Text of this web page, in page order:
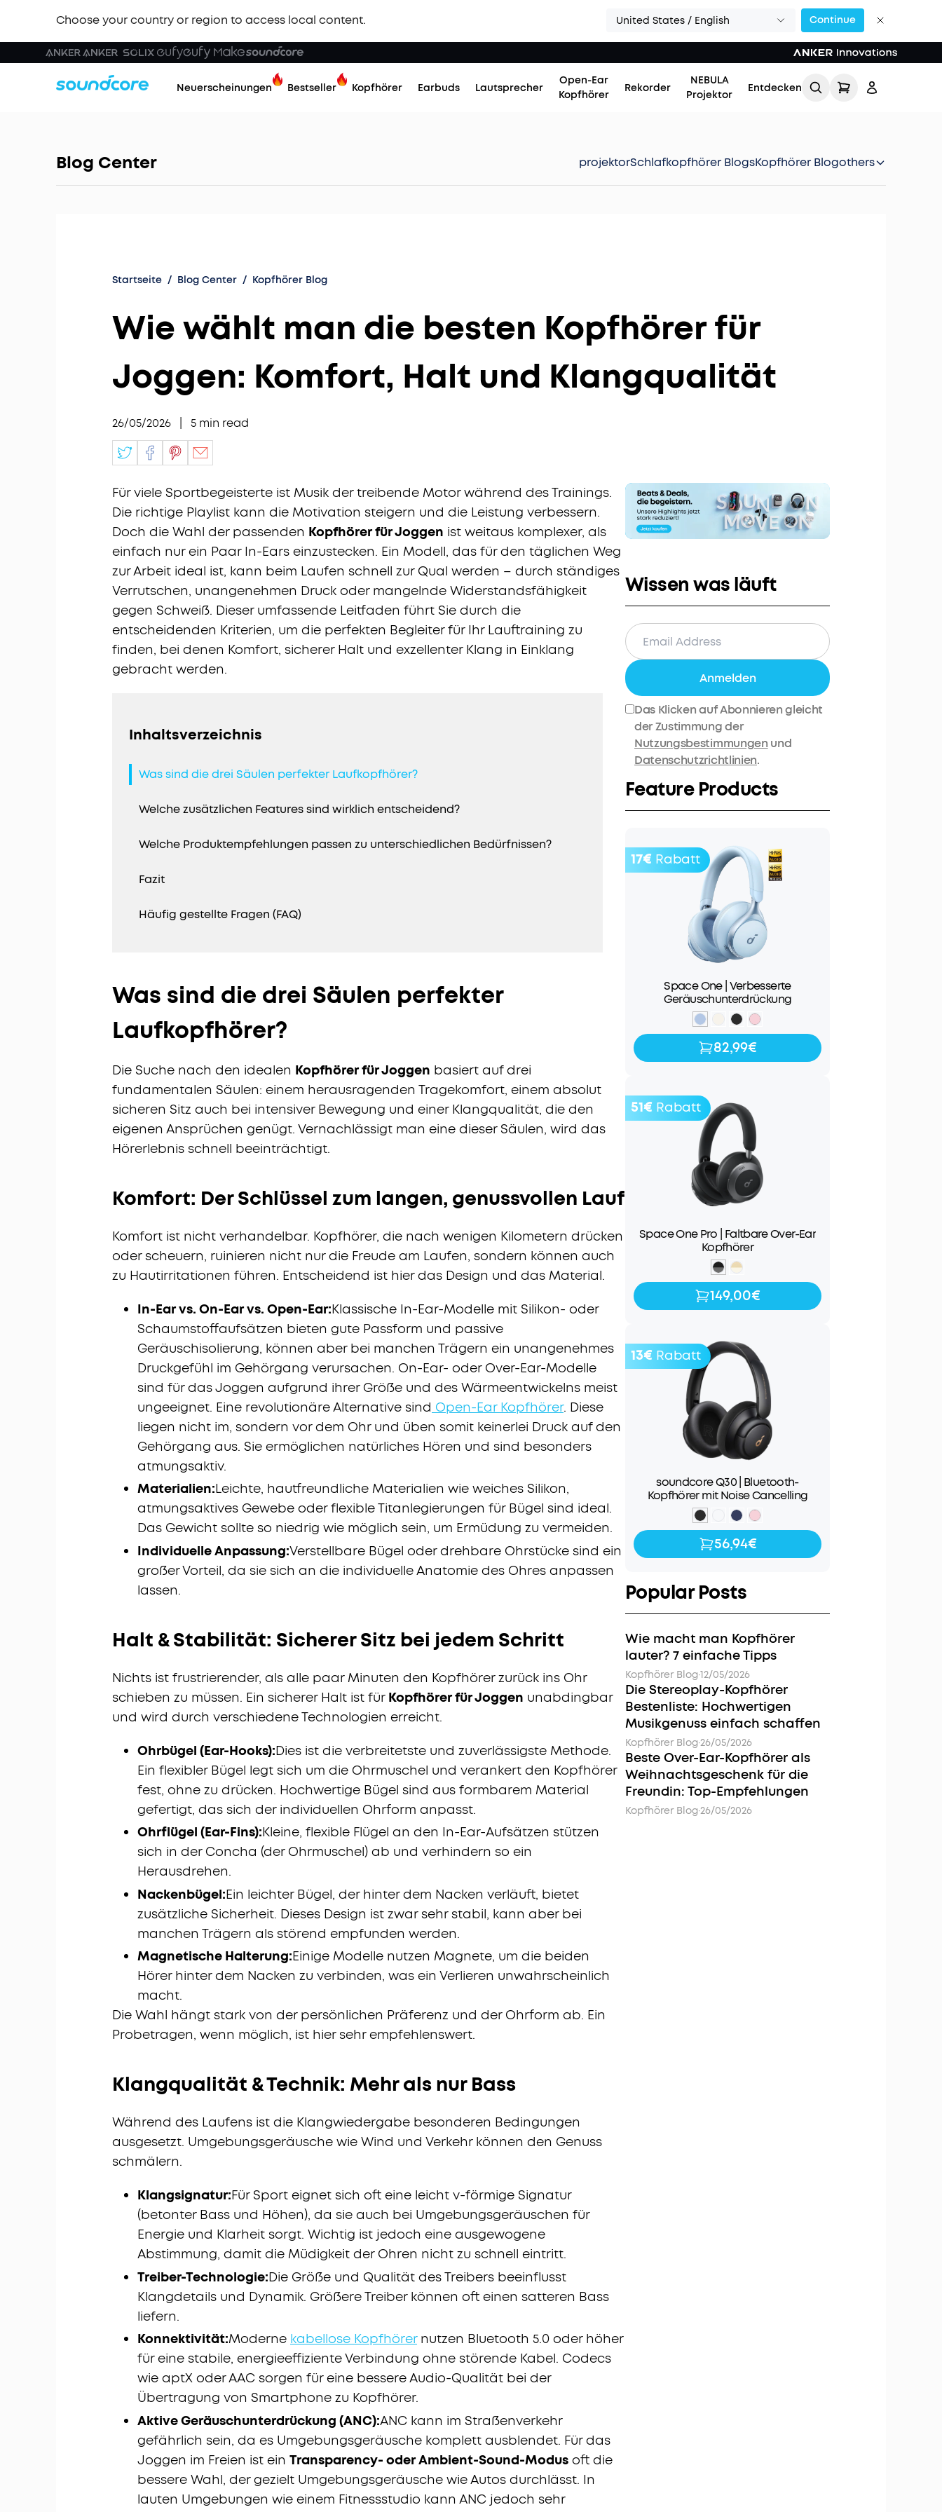
Choose your country or region to access local content. United States / English Continue
Neuerscheinungen Bestseller Kopfhörer Earbuds Lautsprecher
Open-Ear
Kopfhörer
Rekorder
NEBULA
Projektor
Entdecken
bis zu 80€ pro Empfehlung
Blog Center projektorSchlafkopfhörer BlogsKopfhörer Blogothers
Startseite / Blog Center / Kopfhörer Blog
Wie wählt man die besten Kopfhörer für
Joggen: Komfort, Halt und Klangqualität
26/05/2026 5 min read
Für viele Sportbegeisterte ist Musik der treibende Motor während des Trainings.
Die richtige Playlist kann die Motivation steigern und die Leistung verbessern.
Doch die Wahl der passenden Kopfhörer für Joggen ist weitaus komplexer, als
einfach nur ein Paar In-Ears einzustecken. Ein Modell, das für den täglichen Weg
zur Arbeit ideal ist, kann beim Laufen schnell zur Qual werden – durch ständiges
Verrutschen, unangenehmen Druck oder mangelnde Widerstandsfähigkeit
gegen Schweiß. Dieser umfassende Leitfaden führt Sie durch die
entscheidenden Kriterien, um die perfekten Begleiter für Ihr Lauftraining zu
finden, bei denen Komfort, sicherer Halt und exzellenter Klang in Einklang
gebracht werden.
Inhaltsverzeichnis
Was sind die drei Säulen perfekter Laufkopfhörer?
Welche zusätzlichen Features sind wirklich entscheidend?
Welche Produktempfehlungen passen zu unterschiedlichen Bedürfnissen?
Fazit
Häufig gestellte Fragen (FAQ)
Was sind die drei Säulen perfekter
Laufkopfhörer?
Die Suche nach den idealen Kopfhörer für Joggen basiert auf drei
fundamentalen Säulen: einem herausragenden Tragekomfort, einem absolut
sicheren Sitz auch bei intensiver Bewegung und einer Klangqualität, die den
eigenen Ansprüchen genügt. Vernachlässigt man eine dieser Säulen, wird das
Hörerlebnis schnell beeinträchtigt.
Komfort: Der Schlüssel zum langen, genussvollen Lauf
Komfort ist nicht verhandelbar. Kopfhörer, die nach wenigen Kilometern drücken
oder scheuern, ruinieren nicht nur die Freude am Laufen, sondern können auch
zu Hautirritationen führen. Entscheidend ist hier das Design und das Material.
In-Ear vs. On-Ear vs. Open-Ear:Klassische In-Ear-Modelle mit Silikon- oder
Schaumstoffaufsätzen bieten gute Passform und passive
Geräuschisolierung, können aber bei manchen Trägern ein unangenehmes
Druckgefühl im Gehörgang verursachen. On-Ear- oder Over-Ear-Modelle
sind für das Joggen aufgrund ihrer Größe und des Wärmeentwickelns meist
ungeeignet. Eine revolutionäre Alternative sind Open-Ear Kopfhörer. Diese
liegen nicht im, sondern vor dem Ohr und üben somit keinerlei Druck auf den
Gehörgang aus. Sie ermöglichen natürliches Hören und sind besonders
atmungsaktiv.
Materialien:Leichte, hautfreundliche Materialien wie weiches Silikon,
atmungsaktives Gewebe oder flexible Titanlegierungen für Bügel sind ideal.
Das Gewicht sollte so niedrig wie möglich sein, um Ermüdung zu vermeiden.
Individuelle Anpassung:Verstellbare Bügel oder drehbare Ohrstücke sind ein
großer Vorteil, da sie sich an die individuelle Anatomie des Ohres anpassen
lassen.
Halt & Stabilität: Sicherer Sitz bei jedem Schritt
Nichts ist frustrierender, als alle paar Minuten den Kopfhörer zurück ins Ohr
schieben zu müssen. Ein sicherer Halt ist für Kopfhörer für Joggen unabdingbar
und wird durch verschiedene Technologien erreicht.
Ohrbügel (Ear-Hooks):Dies ist die verbreitetste und zuverlässigste Methode.
Ein flexibler Bügel legt sich um die Ohrmuschel und verankert den Kopfhörer
fest, ohne zu drücken. Hochwertige Bügel sind aus formbarem Material
gefertigt, das sich der individuellen Ohrform anpasst.
Ohrflügel (Ear-Fins):Kleine, flexible Flügel an den In-Ear-Aufsätzen stützen
sich in der Concha (der Ohrmuschel) ab und verhindern so ein
Herausdrehen.
Nackenbügel:Ein leichter Bügel, der hinter dem Nacken verläuft, bietet
zusätzliche Sicherheit. Dieses Design ist zwar sehr stabil, kann aber bei
manchen Trägern als störend empfunden werden.
Magnetische Halterung:Einige Modelle nutzen Magnete, um die beiden
Hörer hinter dem Nacken zu verbinden, was ein Verlieren unwahrscheinlich
macht.
Die Wahl hängt stark von der persönlichen Präferenz und der Ohrform ab. Ein
Probetragen, wenn möglich, ist hier sehr empfehlenswert.
Klangqualität & Technik: Mehr als nur Bass
Während des Laufens ist die Klangwiedergabe besonderen Bedingungen
ausgesetzt. Umgebungsgeräusche wie Wind und Verkehr können den Genuss
schmälern.
Klangsignatur:Für Sport eignet sich oft eine leicht v-förmige Signatur
(betonter Bass und Höhen), da sie auch bei Umgebungsgeräuschen für
Energie und Klarheit sorgt. Wichtig ist jedoch eine ausgewogene
Abstimmung, damit die Müdigkeit der Ohren nicht zu schnell eintritt.
Treiber-Technologie:Die Größe und Qualität des Treibers beeinflusst
Klangdetails und Dynamik. Größere Treiber können oft einen satteren Bass
liefern.
Konnektivität:Moderne kabellose Kopfhörernutzen Bluetooth 5.0 oder höher
für eine stabile, energieeffiziente Verbindung ohne störende Kabel. Codecs
wie aptX oder AAC sorgen für eine bessere Audio-Qualität bei der
Übertragung von Smartphone zu Kopfhörer.
Aktive Geräuschunterdrückung (ANC):ANC kann im Straßenverkehr
gefährlich sein, da es Umgebungsgeräusche komplett ausblendet. Für das
Joggen im Freien ist ein Transparency- oder Ambient-Sound-Modus oft die
bessere Wahl, der gezielt Umgebungsgeräusche wie Autos durchlässt. In
lauten Umgebungen wie einem Fitnessstudio kann ANC jedoch sehr
Wissen was läuft
Anmelden
Das Klicken auf Abonnieren gleicht
der Zustimmung der
Nutzungsbestimmungen und
Datenschutzrichtlinien.
Feature Products
17€ Rabatt
Space One | Verbesserte
Geräuschunterdrückung
82,99€99,99€
82,99€
51€ Rabatt
Space One Pro | Faltbare Over-Ear
Kopfhörer
149,00€199,99€
149,00€
13€ Rabatt
soundcore Q30 | Bluetooth-
Kopfhörer mit Noise Cancelling
56,94€69,99€
56,94€
Popular Posts
Wie macht man Kopfhörer
lauter? 7 einfache Tipps
Kopfhörer Blog·12/05/2026
Die Stereoplay-Kopfhörer
Bestenliste: Hochwertigen
Musikgenuss einfach schaffen
Kopfhörer Blog·26/05/2026
Beste Over-Ear-Kopfhörer als
Weihnachtsgeschenk für die
Freundin: Top-Empfehlungen
Kopfhörer Blog·26/05/2026